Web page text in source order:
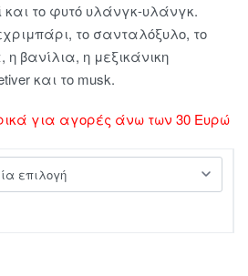
και το φυτό υλάνγκ-υλάνγκ.
το σανταλόξυλο, το
βανίλια, η μεξικάνικη
και το musk.
για αγορές άνω των 30 Ευρώ